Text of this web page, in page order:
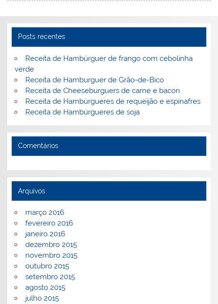
st dI b
o
k
o
l
Posts recentes
Receita de Hambúrguer de frango com cebolinha
verde
Receita de Hamburguer de Grão-de-Bico
Receita de Cheeseburguers de carne e bacon
Receita de Hambúrgueres de requeijão e espinafres
Receita de Hambúrgueres de soja
Comentários
Arquivos
março 2016
fevereiro 2016
janeiro 2016
dezembro 2015
novembro 2015
outubro 2015
setembro 2015
agosto 2015
julho 2015